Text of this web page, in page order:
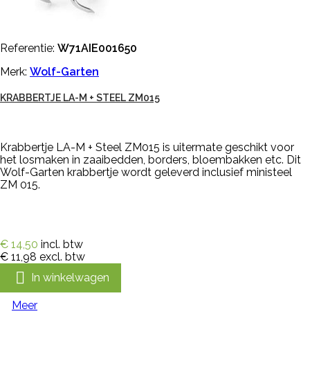
Referentie: W71AIE001650
Merk: Wolf-Garten
KRABBERTJE LA-M + STEEL ZM015
Krabbertje LA-M + Steel ZM015 is uitermate geschikt voor
het losmaken in zaaibedden, borders, bloembakken etc. Dit
Wolf-Garten krabbertje wordt geleverd inclusief ministeel
ZM 015.
€ 14,50 incl. btw
€ 11,98 excl. btw
 In winkelwagen
Meer